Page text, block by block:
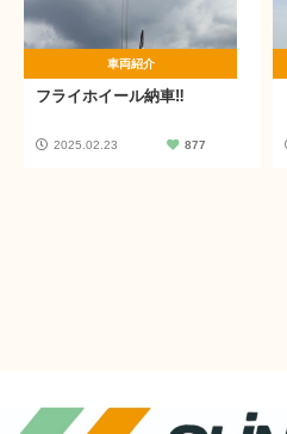
車両紹介
フライホイール納車‼
2025.02.23 877